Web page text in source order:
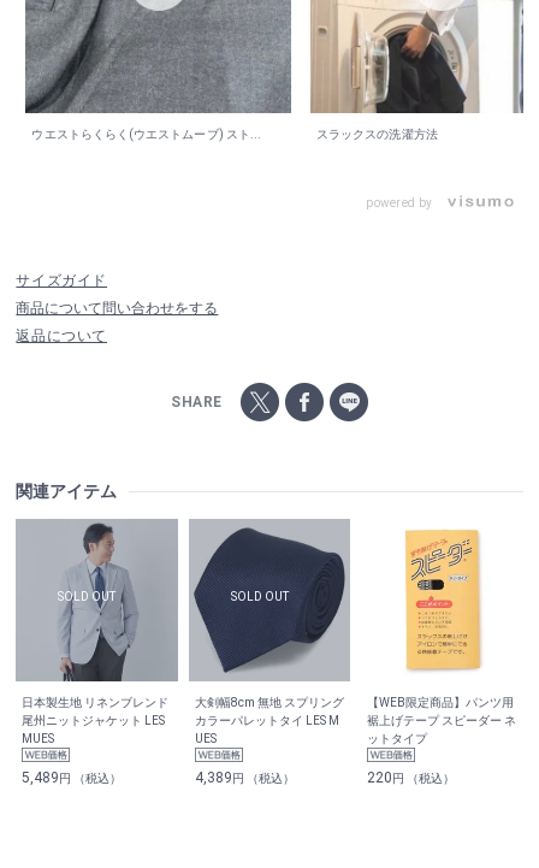
ウエストらくらく(ウエストムーブ) スト... スラックスの洗濯方法
powered by
サイズガイド
商品について問い合わせをする
返品について
SHARE
関連アイテム
日本製生地 リネンブレンド
尾州ニットジャケット LES
MUES
5,489円 （税込）
大剣幅8cm 無地 スプリング
カラーパレットタイ LES M
UES
4,389円 （税込）
【WEB限定商品】パンツ用
裾上げテープ スピーダー ネ
ットタイプ
220円 （税込）